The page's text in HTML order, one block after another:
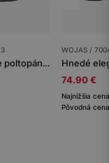
Hnedé pánske poltopánky s tmavomodrou vstavkou na päte
WOJAS /
74.90 €
Najnižšia
Pôvodná